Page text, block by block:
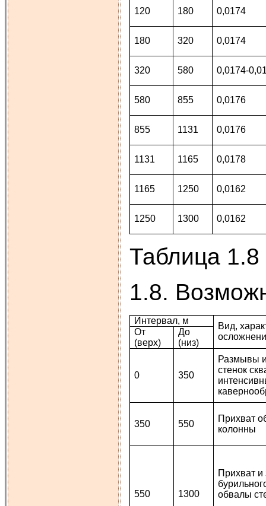
120 180 0,0174
180 320 0,0174
320 580 0,0174-
580 855 0,0176
855 1131 0,0176
1131 1165 0,0178
1165 1250 0,0162
1250 1300 0,0162
Таблица 1.8
1.8.
Интервал, м
Вид,
От
(верх)
До
(низ)
0 350
Размывы
стенок
350 550
Прихват
колонны
550 1300
Прихват и
обвалы